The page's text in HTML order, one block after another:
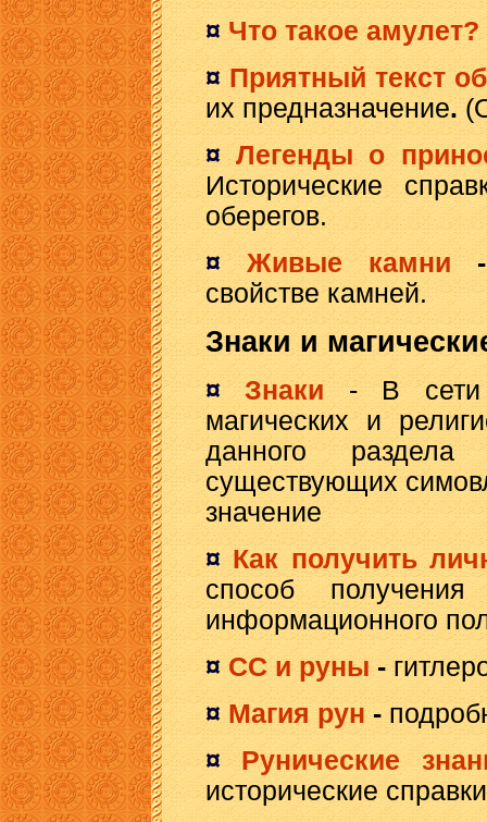
¤ Что такое амулет?
¤ Приятный текст
их предназначение.
¤ Легенды о
Исторические
оберегов.
¤
Живые камни
свойстве камней.
Знаки и
¤ Знаки- В сети
магических и
данного
существующих
значение
¤ Как получить
способ
информационного
¤ СС и руны-
¤ Магия рун-
¤
Рунические
исторические